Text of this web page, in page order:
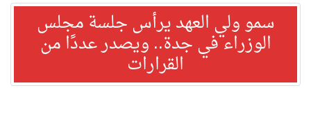
سمو ولي العهد يرأس جلسة مجلس
الوزراء في جدة.. ويصدر عددًا من
القرارات